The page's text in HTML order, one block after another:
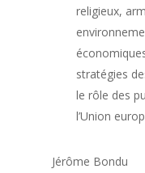
religieux,
stratégies
le rôle des
l’Union
Jérôme Bondu